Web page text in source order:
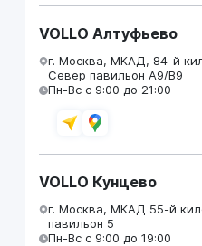
VOLLO Алтуфьево
г. Москва, МКАД, 84-й
Север павильон А9/В9
Пн-Вс с 9:00 до 21:00
VOLLO Кунцево
г. Москва, МКАД 55-й
павильон 5
Пн-Вс с 9:00 до 19:00